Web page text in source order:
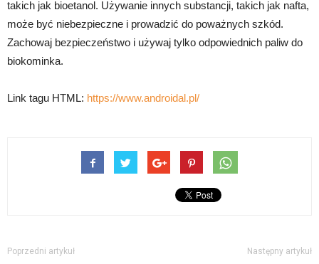
takich jak bioetanol. Używanie innych substancji, takich jak nafta,
może być niebezpieczne i prowadzić do poważnych szkód.
Zachowaj bezpieczeństwo i używaj tylko odpowiednich paliw do
biokominka.
Link tagu HTML: https://www.androidal.pl/
Poprzedni artykuł Następny artykuł